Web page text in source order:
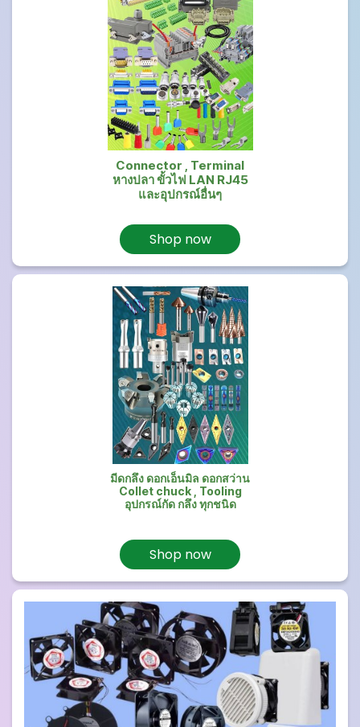
Connector , Terminal
หางปลา ขั้วไฟ LAN RJ45
และอุปกรณ์อื่นๆ
Shop now
มีดกลึง ดอกเอ็นมิล ดอกสว่าน
Collet chuck , Tooling
อุปกรณ์กัด กลึง ทุกชนิด
Shop now